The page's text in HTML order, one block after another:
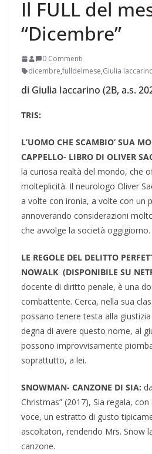
Il FULL del
“Dicembre”
0 Commenti
dicembre,fulldelmese,Giulia
di Giulia Iaccarino (2B, a.s.
TRIS:
L’UOMO CHE SCAMBIO’ SUA
CAPPELLO- LIBRO DI OLIVER
la curiosa realtà del mondo, che
molteplicità. Il neurologo Oliver
a volte con ironia, a volte con un
annoverando considerazioni
che avvolge la società oggigiorno.
LE REGOLE DEL DELITTO
NOWALK (DISPONIBILE SU
docente di diritto penale, è una
combattente. Cerca, nella sua
possano tenere testa alla
degna di avere questo nome, al
possono improvvisamente
soprattutto, a lei.
SNOWMAN- CANZONE DI SIA:
Christmas” (2017), Sia regala,
voce, un estratto di gusto
ascoltatori, rendendo Mrs. Snow
canzone.